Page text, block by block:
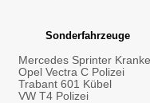
Sonderfahrzeuge
Mercedes Sprinter
Opel Vectra C Polizei
Trabant 601 Kübel
VW T4 Polizei